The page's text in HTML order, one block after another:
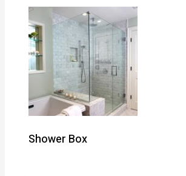
Shower Box